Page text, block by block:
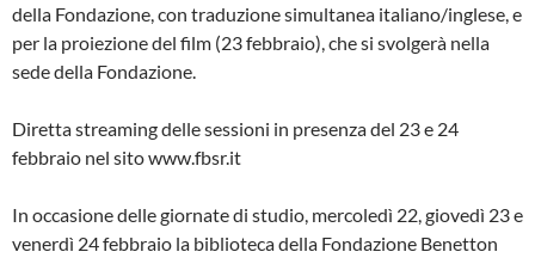
della Fondazione, con traduzione simultanea italiano/inglese, e
per la proiezione del film (23 febbraio), che si svolgerà nella
sede della Fondazione.
Diretta streaming delle sessioni in presenza del 23 e 24
febbraio nel sito www.fbsr.it
In occasione delle giornate di studio, mercoledì 22, giovedì 23 e
venerdì 24 febbraio la biblioteca della Fondazione Benetton